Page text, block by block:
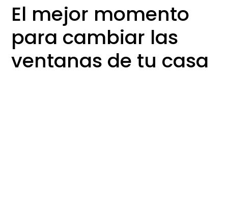
El mejor momento
para cambiar las
ventanas de tu casa